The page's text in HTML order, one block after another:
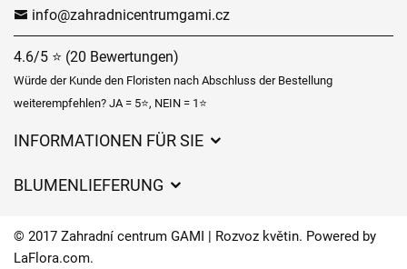
info@zahradnicentrumgami.cz
4.6/5 ⭐ (20 Bewertungen)
Würde der Kunde den Floristen nach Abschluss der Bestellung
weiterempfehlen? JA = 5⭐, NEIN = 1⭐
INFORMATIONEN FÜR SIE
Lieferzeiten für Blumen – Übersicht der Möglichkeiten
BLUMENLIEFERUNG
Wohin wir Blumen liefern
© 2017 Zahradní centrum GAMI | Rozvoz květin. Powered by
LaFlora.com.